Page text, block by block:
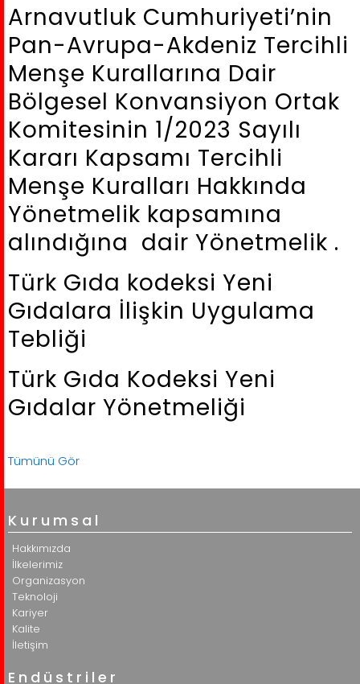
Arnavutluk Cumhuriyeti’nin
Pan-Avrupa-Akdeniz Tercihli
Menşe Kurallarına Dair
Bölgesel Konvansiyon Ortak
Komitesinin 1/2023 Sayılı
Kararı Kapsamı Tercihli
Menşe Kuralları Hakkında
Yönetmelik kapsamına
alındığına dair Yönetmelik .
Türk Gıda kodeksi Yeni
Gıdalara İlişkin Uygulama
Tebliği
Türk Gıda Kodeksi Yeni
Gıdalar Yönetmeliği
Tümünü Gör
Kurumsal
Hakkımızda
İlkelerimiz
Organizasyon
Teknoloji
Kariyer
Kalite
İletişim
Endüstriler